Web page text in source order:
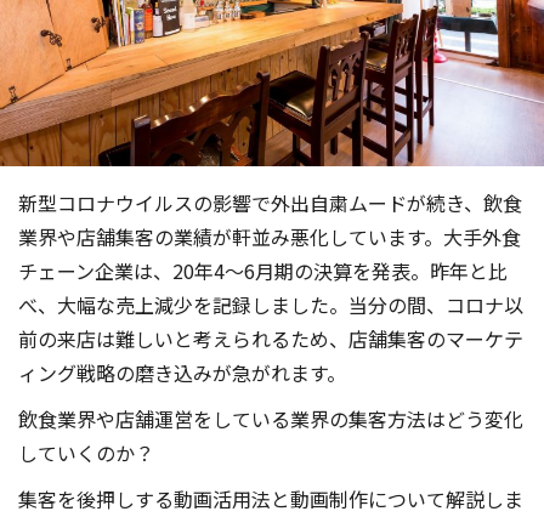
新型コロナウイルスの影響で外出自粛ムードが続き、飲食
業界や店舗集客の業績が軒並み悪化しています。大手外食
チェーン企業は、20年4〜6月期の決算を発表。昨年と比
べ、大幅な売上減少を記録しました。当分の間、コロナ以
前の来店は難しいと考えられるため、店舗集客のマーケテ
ィング戦略の磨き込みが急がれます。
飲食業界や店舗運営をしている業界の集客方法はどう変化
していくのか？
集客を後押しする動画活用法と動画制作について解説しま